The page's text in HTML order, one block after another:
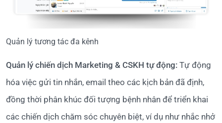
Quản lý tương tác đa kênh
Quản lý chiến dịch Marketing & CSKH tự động: Tự động
hóa việc gửi tin nhắn, email theo các kịch bản đã định,
đồng thời phân khúc đối tượng bệnh nhân để triển khai
các chiến dịch chăm sóc chuyên biệt, ví dụ như nhắc nhở